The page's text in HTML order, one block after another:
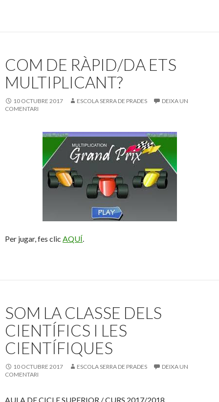
COM DE RÀPID/DA ETS
MULTIPLICANT?
10 OCTUBRE 2017 ESCOLA SERRA DE PRADES
DEIXA UN
COMENTARI
Per jugar, fes clic AQUÍ.
SOM LA CLASSE DELS
CIENTÍFICS I LES
CIENTÍFIQUES
10 OCTUBRE 2017 ESCOLA SERRA DE PRADES
DEIXA UN
COMENTARI
AULA DE CICLE SUPERIOR / CURS 2017/2018